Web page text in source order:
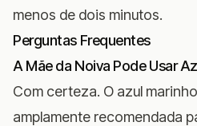
menos de dois minutos.
Perguntas Frequentes
A Mãe da Noiva Pode Usar
Com certeza. O azul
amplamente recomendada